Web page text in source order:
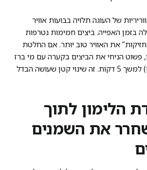
של העוגה תלויה בבועות אוויר
בזמן האפייה. ביצים חמימות נטרפות
את האוויר טוב יותר. אם החלטת
פשוט הניחי את הביצים בקערה עם מי ברז
חמימים (לא רותחים) למשך 5 דקות. זה שינוי קטן שעושה הבדל
הלימון לתוך
את השמנים